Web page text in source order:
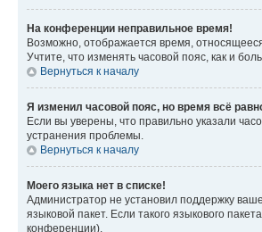
На конференции неправильное время!
Возможно, отображается время, относящееся
Учтите, что изменять часовой пояс, как и
Вернуться к началу
Я изменил часовой пояс, но время всё
Если вы уверены, что правильно указали
устранения проблемы.
Вернуться к началу
Моего языка нет в списке!
Администратор не установил поддержку
языковой пакет. Если такого языкового
конференции).